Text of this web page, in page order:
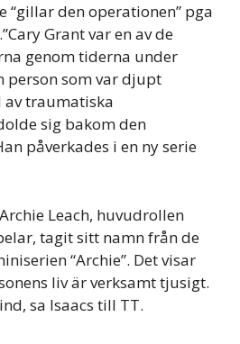
“gillar den operationen” pga
Grant var en av de
genom tiderna under
person som var djupt
av traumatiska
sig bakom den
påverkades i en ny serie
Leach, huvudrollen
tagit sitt namn från de
“Archie”. Det visar
liv är verksamt tjusigt.
sa Isaacs till TT.